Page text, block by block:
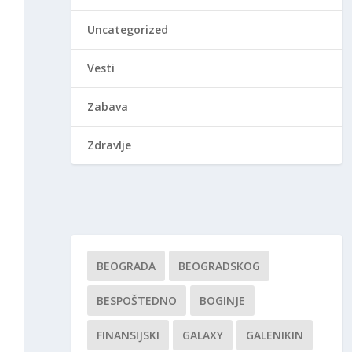
Uncategorized
Vesti
Zabava
Zdravlje
BEOGRADA BEOGRADSKOG
BESPOŠTEDNO BOGINJE
FINANSIJSKI GALAXY GALENIKIN